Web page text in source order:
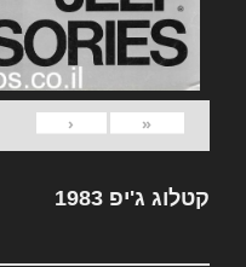
«
‹
קטלוג ג'יפ 1983